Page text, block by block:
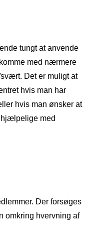
tungt at anvende
med nærmere
Det er muligt at
hvis man har
hvis man ønsker at
med
Der forsøges
omkring hvervning af